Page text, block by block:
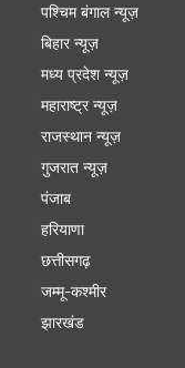
पश्चिम बंगाल न्यूज़
बिहार न्यूज़
मध्य प्रदेश न्यूज़
महाराष्ट्र न्यूज़
राजस्थान न्यूज़
गुजरात न्यूज़
पंजाब
हरियाणा
छत्तीसगढ़
जम्मू-कश्मीर
झारखंड